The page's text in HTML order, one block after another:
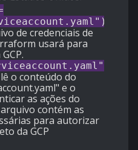
de credenciais de
usará para
o conteúdo do
e o
as ações do
contém as
para autorizar
da GCP